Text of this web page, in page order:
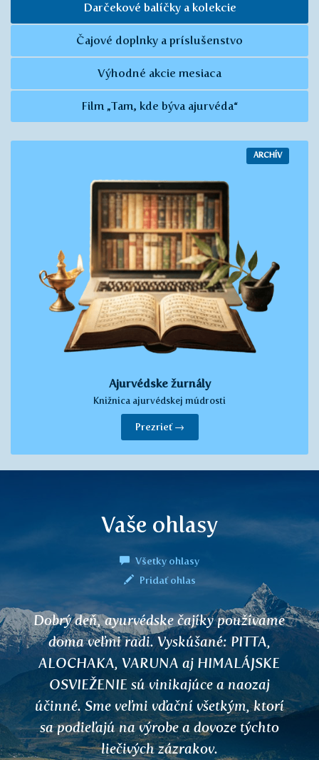
Darčekové balíčky a kolekcie
Čajové doplnky a príslušenstvo
Výhodné akcie mesiaca
Film „Tam, kde býva ajurvéda“
ARCHÍV
Ajurvédske žurnály
Knižnica ajurvédskej múdrosti
Prezrieť →
Vaše ohlasy
Všetky ohlasy
Pridať ohlas
Dobrý deň, Milujem vaše čaje... Mám ich
doma veľa... Používam ich na liečbu svojej
rodiny a našich mačiek a naozaj
fungujú... a veľmi rýchlo... fungujú aj na
mňa... napríklad na chrípku, infekcie
močových ciest alebo srdcové problémy...
Ale čo sa týka autoimunity... kĺbov,